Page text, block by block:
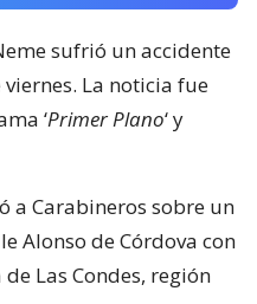
sufrió un accidente
La noticia fue
‘Primer Plano‘ y
a Carabineros sobre un
Alonso de Córdova con
Las Condes, región